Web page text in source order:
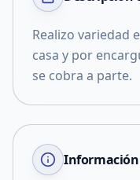
Realizo variedad
casa y por
se cobra a parte.